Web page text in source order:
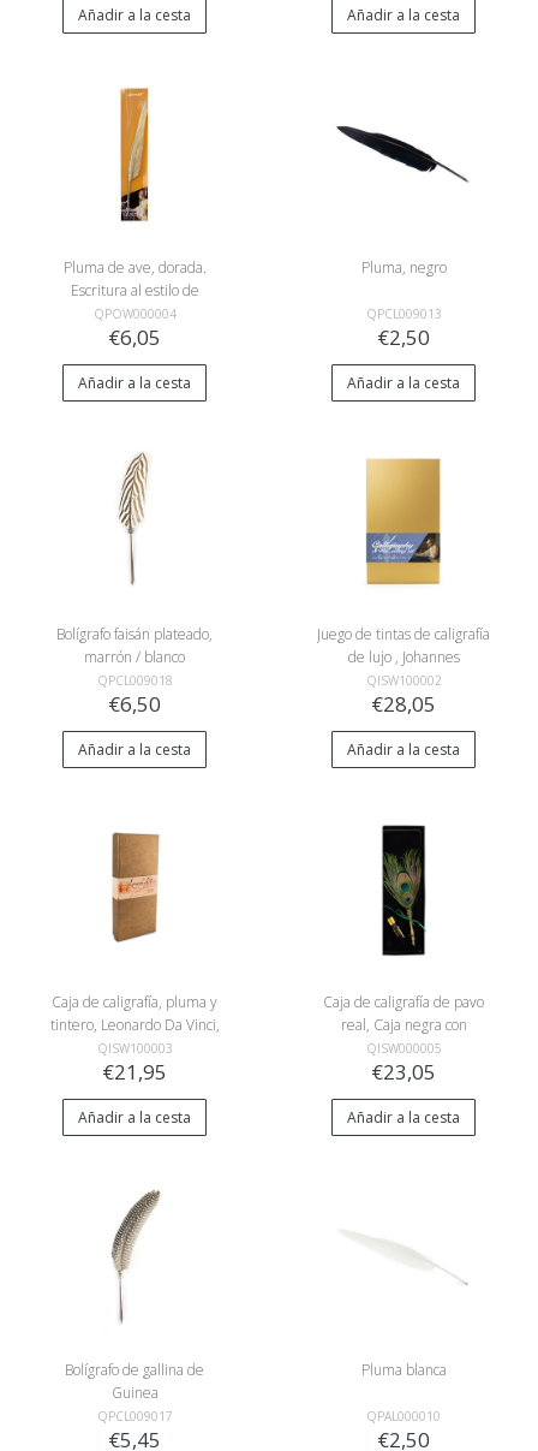
Añadir a la cesta Añadir a la cesta
Pluma de ave, dorada.
Escritura al estilo de
Johannes Vermeer.
QPOW000004
€6,05
Añadir a la cesta
Pluma, negro
QPCL009013
€2,50
Añadir a la cesta
Bolígrafo faisán plateado,
marrón / blanco
QPCL009018
€6,50
Añadir a la cesta
Juego de tintas de caligrafía
de lujo , Johannes
Vermeer
QISW100002
€28,05
Añadir a la cesta
Caja de caligrafía, pluma y
tintero, Leonardo Da Vinci,
caja dorada
QISW100003
€21,95
Añadir a la cesta
Caja de caligrafía de pavo
real, Caja negra con
plumas de pavo real y tinta
QISW000005
€23,05
Añadir a la cesta
Bolígrafo de gallina de
Guinea
QPCL009017
€5,45
Pluma blanca
QPAL000010
€2,50